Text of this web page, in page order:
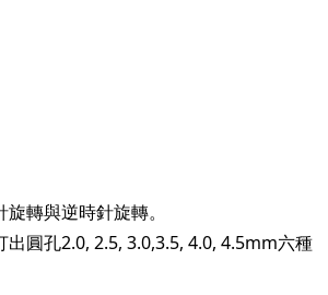
轉與逆時針旋轉。
出圓孔2.0, 2.5, 3.0,3.5, 4.0, 4.5mm六種